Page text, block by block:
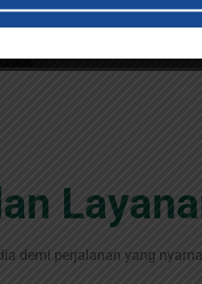
demi perjalanan yang